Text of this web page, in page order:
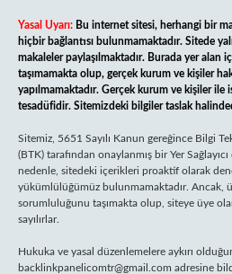
Yasal Uyarı: Bu internet sitesi, herhangi bir
hiçbir bağlantısı bulunmamaktadır. Sitede
makaleler paylaşılmaktadır. Burada yer alan
taşımamakta olup, gerçek kurum ve kişiler
yapılmamaktadır. Gerçek kurum ve kişiler ile
tesadüfidir. Sitemizdeki bilgiler taslak
Sitemiz, 5651 Sayılı Kanun gereğince Bilgi
(BTK) tarafından onaylanmış bir Yer
nedenle, sitedeki içerikleri proaktif olarak
yükümlülüğümüz bulunmamaktadır. Ancak,
sorumluluğunu taşımakta olup, siteye üye
sayılırlar.
Hukuka ve yasal düzenlemelere aykırı
backlinkpanelicomtr@gmail.com adresine